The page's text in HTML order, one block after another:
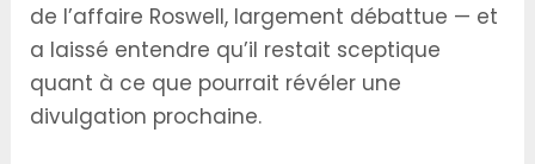
de l’affaire Roswell, largement débattue — et
a laissé entendre qu’il restait sceptique
quant à ce que pourrait révéler une
divulgation prochaine.